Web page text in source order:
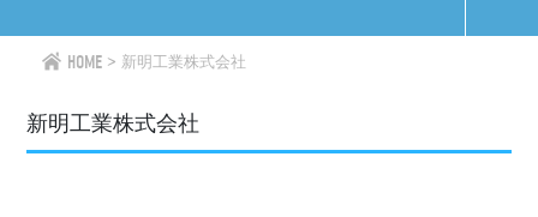
HOME 新明工業株式会社
新明工業株式会社